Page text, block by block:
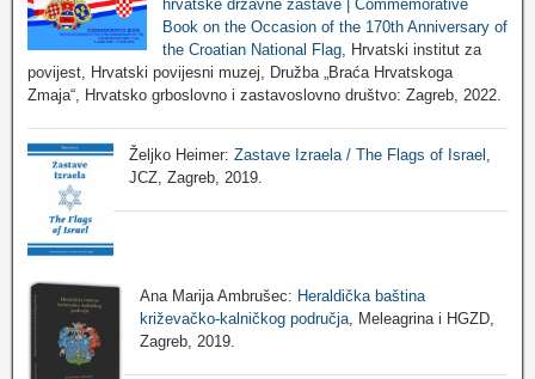
hrvatske državne zastave | Commemorative
Book on the Occasion of the 170th Anniversary of
the Croatian National Flag, Hrvatski institut za
povijest, Hrvatski povijesni muzej, Družba „Braća Hrvatskoga
Zmaja“, Hrvatsko grboslovno i zastavoslovno društvo: Zagreb, 2022.
Željko Heimer:Zastave Izraela / The Flags of Israel
JCZ, Zagreb, 2019.
Ana Marija Ambrušec: Heraldička baština
križevačko-kalničkog područja, Meleagrina i HGZD,
Zagreb, 2019.